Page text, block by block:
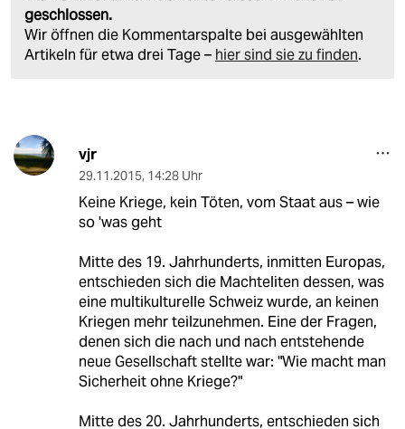
geschlossen.
Wir öffnen die Kommentarspalte bei ausgewählten
Artikeln für etwa drei Tage – hier sind sie zu finden.
vjr
29.11.2015, 14:28 Uhr
Keine Kriege, kein Töten, vom Staat aus – wie
so 'was geht
Mitte des 19. Jahrhunderts, inmitten Europas,
entschieden sich die Machteliten dessen, was
eine multikulturelle Schweiz wurde, an keinen
Kriegen mehr teilzunehmen. Eine der Fragen,
denen sich die nach und nach entstehende
neue Gesellschaft stellte war: "Wie macht man
Sicherheit ohne Kriege?"
Mitte des 20. Jahrhunderts, entschieden sich